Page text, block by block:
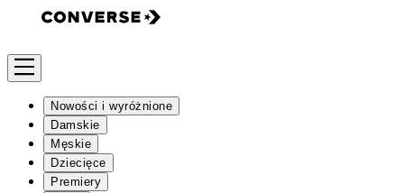
Nowości i wyróżnione
Damskie
Męskie
Dziecięce
Premiery